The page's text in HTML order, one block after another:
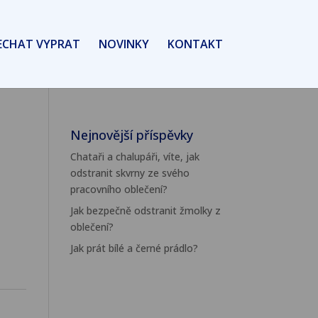
VYPRAT NOVINKY KONTAKT
Nejnovější příspěvky
Chataři a chalupáři, víte, jak
odstranit skvrny ze svého
pracovního oblečení?
Jak bezpečně odstranit žmolky z
oblečení?
Jak prát bílé a černé prádlo?